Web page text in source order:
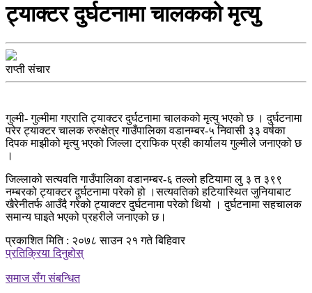
ट्याक्टर दुर्घटनामा चालकको मृत्यु
राप्ती संचार
गुल्मी- गुल्मीमा गएराति ट्याक्टर दुर्घटनामा चालकको मृत्यु भएको छ । दुर्घटनामा
परेर ट्याक्टर चालक रुरुक्षेत्र गाउँपालिका वडानम्बर-५ निवासी ३३ वर्षका
दिपक माझीको मृत्यु भएको जिल्ला ट्राफिक प्रही कार्यालय गुल्मीले जनाएको छ
।
जिल्लाको सत्यवति गाउँपालिका वडानम्बर-६ तल्लो हटियामा लु ३ त ३९९
नम्बरको ट्याक्टर दुर्घटनामा परेको हो ।सत्यवतिको हटियास्थित जुनियाबाट
खैरेनीतर्फ आउँदै गरेको ट्याक्टर दुर्घटनामा परेको थियो । दुर्घटनामा सहचालक
समान्य घाइते भएको प्रहरीले जनाएको छ।
प्रकाशित मिति : २०७८ साउन २१ गते बिहिवार
प्रतिक्रिया दिनुहोस्
समाज सँग संबन्धित